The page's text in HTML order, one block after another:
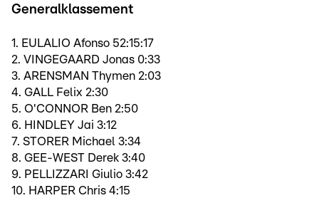
Generalklassement
1. EULALIO Afonso 52:15:17
2. VINGEGAARD Jonas 0:33
3. ARENSMAN Thymen 2:03
4. GALL Felix 2:30
5. O'CONNOR Ben 2:50
6. HINDLEY Jai 3:12
7. STORER Michael 3:34
8. GEE-WEST Derek 3:40
9. PELLIZZARI Giulio 3:42
10. HARPER Chris 4:15